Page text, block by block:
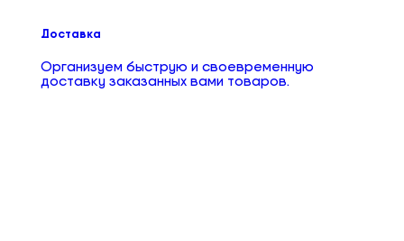
Доставка
Организуем быструю и своевременную
доставку заказанных вами товаров.